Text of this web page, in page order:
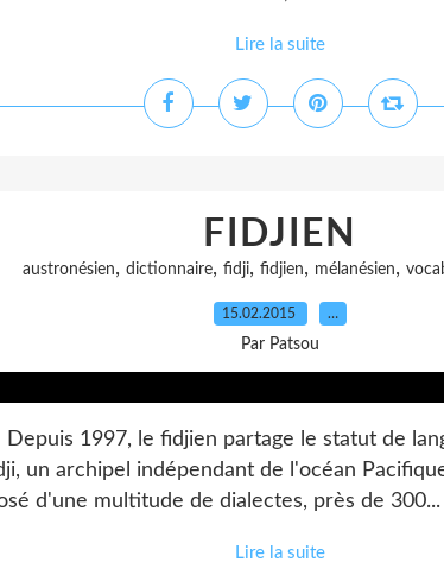
Lire la suite
FIDJIEN
austronésien, dictionnaire, fidji, fidjien, mélanésien,
15.02.2015 …
Par Patsou
Depuis 1997, le fidjien partage le statut de
un archipel indépendant de l'océan
d'une multitude de dialectes, près de 300...
Lire la suite